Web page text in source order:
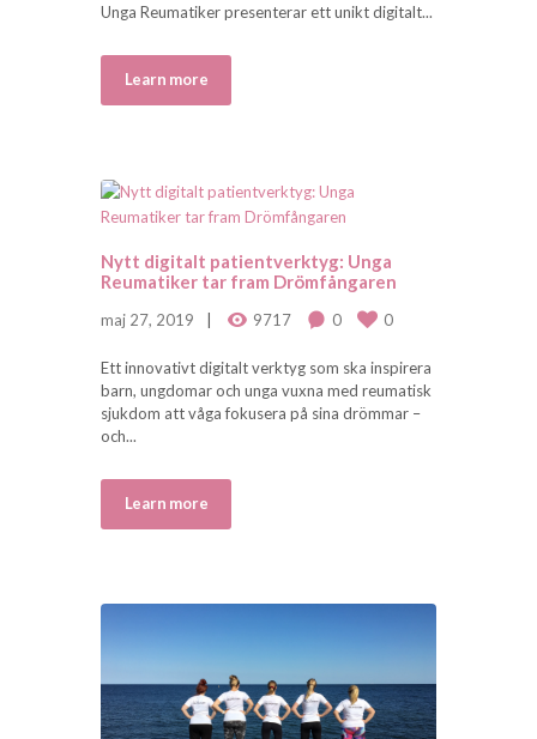
Unga Reumatiker presenterar ett unikt digitalt...
Learn more
Nytt digitalt patientverktyg: Unga
Reumatiker tar fram Drömfångaren
maj 27, 2019 9717 0 0
Ett innovativt digitalt verktyg som ska inspirera
barn, ungdomar och unga vuxna med reumatisk
sjukdom att våga fokusera på sina drömmar –
och...
Learn more